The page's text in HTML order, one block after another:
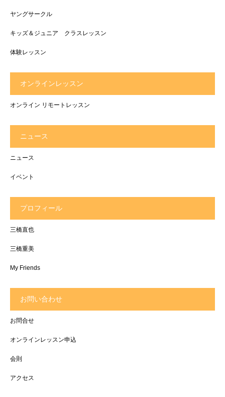
ヤングサークル
キッズ＆ジュニア クラスレッスン
体験レッスン
オンラインレッスン
オンライン リモートレッスン
ニュース
ニュース
イベント
プロフィール
三橋直也
三橋重美
My Friends
お問い合わせ
お問合せ
オンラインレッスン申込
会則
アクセス